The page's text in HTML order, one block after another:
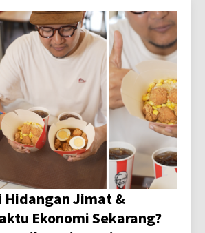
Hidangan Jimat &
Ekonomi Sekarang?